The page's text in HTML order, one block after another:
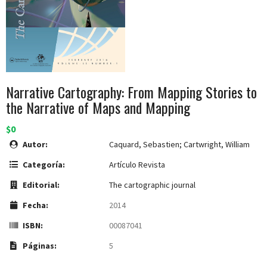
Narrative Cartography: From Mapping Stories to
the Narrative of Maps and Mapping
$0
Autor:
Caquard, Sebastien; Cartwright, William
Categoría:
Artículo Revista
Editorial:
The cartographic journal
Fecha:
2014
ISBN:
00087041
Páginas:
5